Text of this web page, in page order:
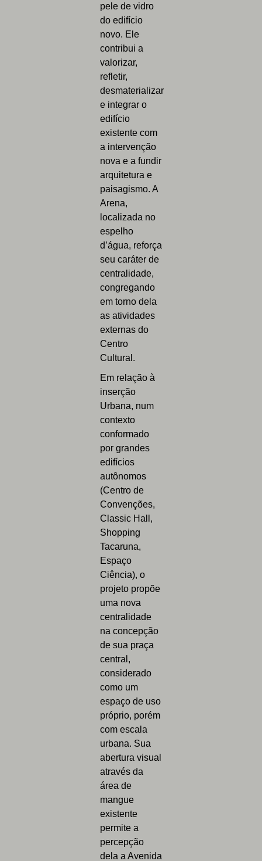
pele de vidro
do edifício
novo. Ele
contribui a
valorizar,
refletir,
desmaterializar
e integrar o
edifício
existente com
a intervenção
nova e a fundir
arquitetura e
paisagismo. A
Arena,
localizada no
espelho
d’água, reforça
seu caráter de
centralidade,
congregando
em torno dela
as atividades
externas do
Centro
Cultural.
Em relação à
inserção
Urbana, num
contexto
conformado
por grandes
edifícios
autônomos
(Centro de
Convenções,
Classic Hall,
Shopping
Tacaruna,
Espaço
Ciência), o
projeto propõe
uma nova
centralidade
na concepção
de sua praça
central,
considerado
como um
espaço de uso
próprio, porém
com escala
urbana. Sua
abertura visual
através da
área de
mangue
existente
permite a
percepção
dela a Avenida